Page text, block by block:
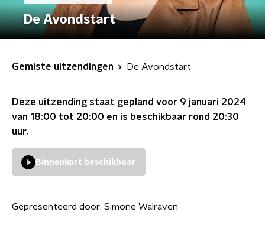
De Avondstart
Gemiste uitzendingen De Avondstart
Deze uitzending staat gepland voor 9 januari 2024
van 18:00 tot 20:00 en is beschikbaar rond 20:30
uur.
Binnenkort beschikbaar
Gepresenteerd door: Simone Walraven